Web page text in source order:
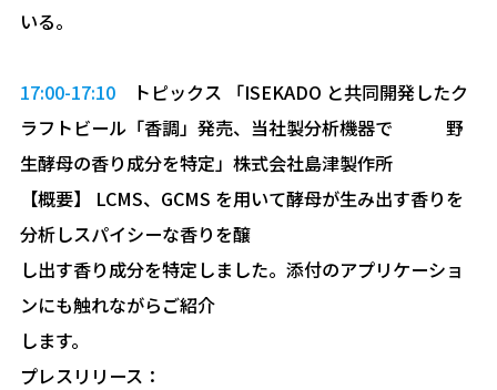
いる。
17:00-17:10トピックス 「ISEKADO と共同開発したク
ラフトビール「⾹調」発売、当社製分析機器で 野
⽣酵⺟の⾹り成分を特定」株式会社島津製作所
【概要】 LCMS、GCMS を⽤いて酵⺟が⽣み出す⾹りを
分析しスパイシーな⾹りを醸
し出す⾹り成分を特定しました。添付のアプリケーショ
ンにも触れながらご紹介
します。
プレスリリース：